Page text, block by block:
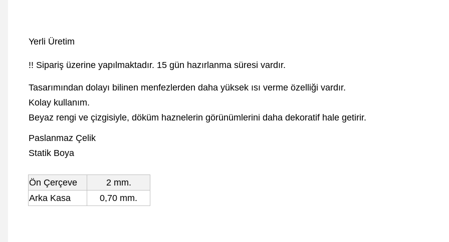
Yerli Üretim
!! Sipariş üzerine yapılmaktadır. 15 gün hazırlanma süresi vardır.
Tasarımından dolayı bilinen menfezlerden daha yüksek ısı verme özelliği vardır.
Kolay kullanım.
Beyaz rengi ve çizgisiyle, döküm haznelerin görünümlerini daha dekoratif hale getirir.
Paslanmaz Çelik
Statik Boya
Ön Çerçeve
2 mm.
Arka Kasa
0,70 mm.